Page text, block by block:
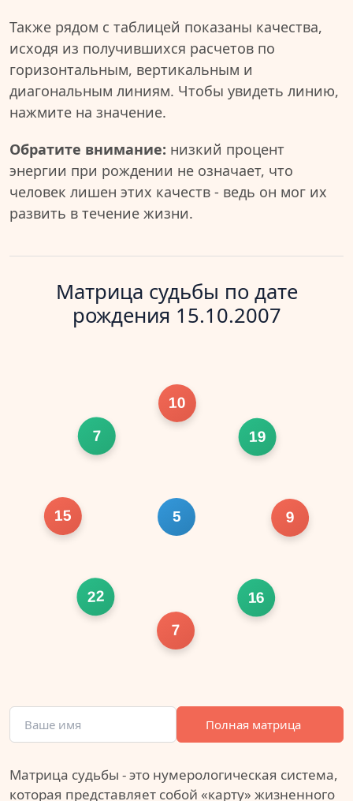
Также рядом с таблицей показаны качества,
исходя из получившихся расчетов по
горизонтальным, вертикальным и
диагональным линиям. Чтобы увидеть линию,
нажмите на значение.
Обратите внимание: низкий процент
энергии при рождении не означает, что
человек лишен этих качеств - ведь он мог их
развить в течение жизни.
Матрица судьбы по дате
рождения 15.10.2007
15
10
9
7
7 19
16
22
5
Полная матрица
Матрица судьбы - это нумерологическая система,
которая представляет собой «карту» жизненного